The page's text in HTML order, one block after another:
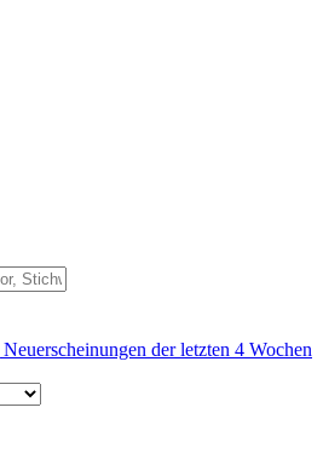
Neuerscheinungen der letzten 4 Wochen